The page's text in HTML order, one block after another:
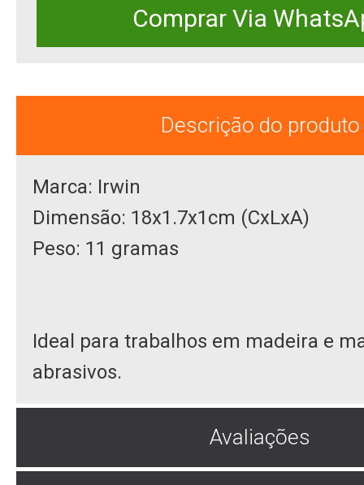
Comprar Via
Descrição do produto
Marca: Irwin
Dimensão: 18x1.7x1cm (CxLxA)
Peso: 11 gramas
Ideal para trabalhos em madeira e
abrasivos.
Avaliações